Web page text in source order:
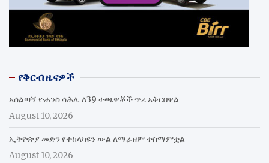
የቅርብ ዜናዎች
አሰልጣኝ ዮሐንስ ሳሕሌ ለ39 ተጫዋቾች ጥሪ አቅርበዋል
August 10, 2026
ኢትዮጵያ መድን የተከላካዩን ውል ለማራዘም ተስማምቷል
August 10, 2026